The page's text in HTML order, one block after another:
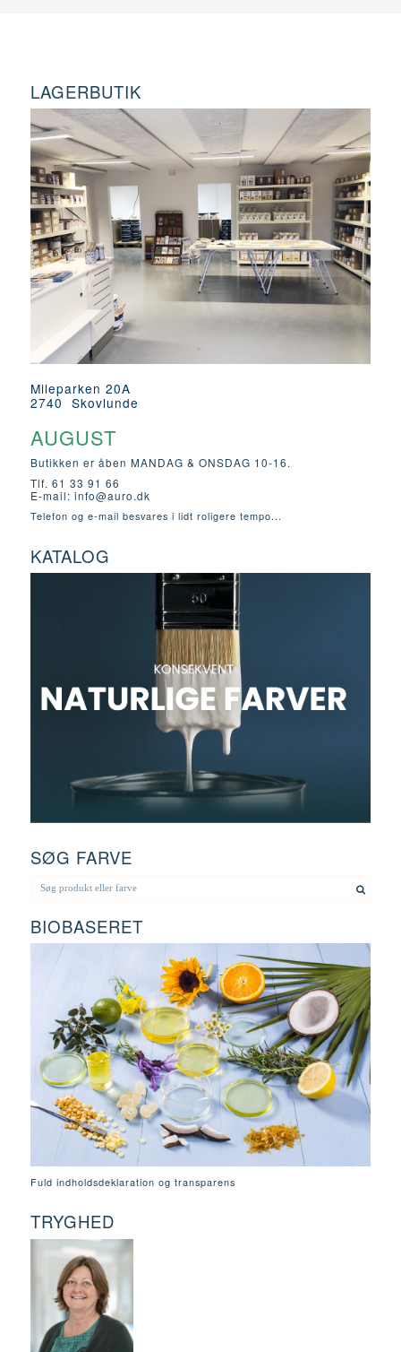
LAGERBUTIK
Mileparken 20A
2740 Skovlunde
AUGUST
Butikken er åben MANDAG & ONSDAG 10-16.
Tlf. 61 33 91 66
E-mail: info@auro.dk
Telefon og e-mail besvares i lidt roligere tempo...
KATALOG
SØG FARVE
BIOBASERET
Fuld indholdsdeklaration og transparens
TRYGHED